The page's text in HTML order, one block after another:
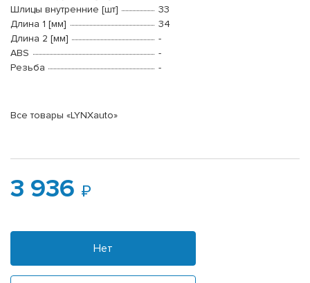
Шлицы внутренние [шт]
33
Длина 1 [мм]
34
Длина 2 [мм]
-
ABS
-
Резьба
-
Все товары «LYNXauto»
3 936
Нет